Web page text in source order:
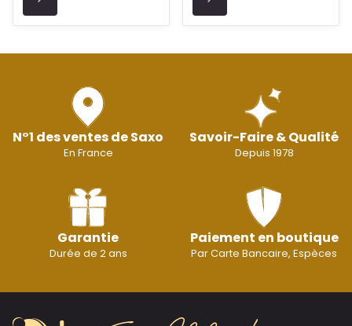
N°1 des ventes de Saxo
En France
Savoir-Faire & Qualité
Depuis 1978
Garantie
Durée de 2 ans
Paiement en boutique
Par Carte Bancaire, Espèces